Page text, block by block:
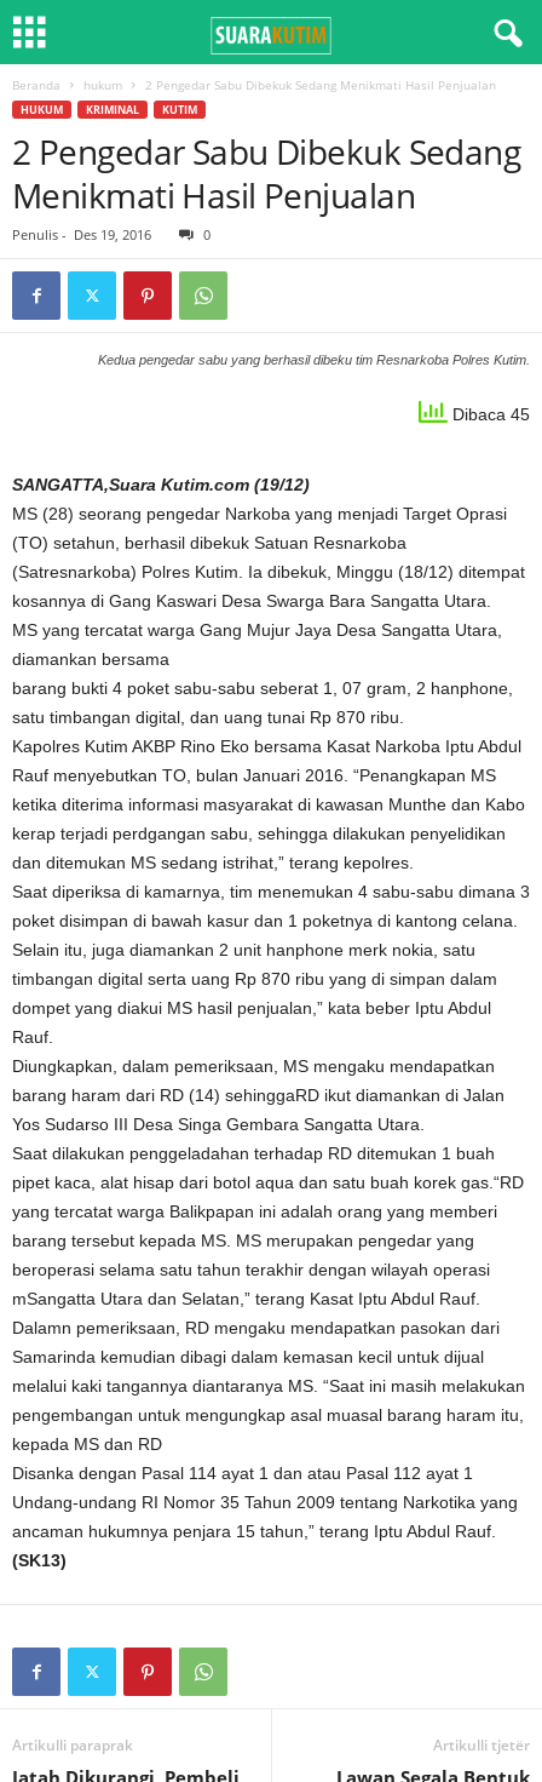
Beranda hukum 2 Pengedar Sabu Dibekuk Sedang Menikmati Hasil Penjualan
HUKUM KRIMINAL KUTIM
2 Pengedar Sabu Dibekuk Sedang
Menikmati Hasil Penjualan
Penulis - Des 19, 2016 0
Kedua pengedar sabu yang berhasil dibeku tim Resnarkoba Polres Kutim.
Dibaca 45
SANGATTA,Suara Kutim.com (19/12)
MS (28) seorang pengedar Narkoba yang menjadi Target Oprasi
(TO) setahun, berhasil dibekuk Satuan Resnarkoba
(Satresnarkoba) Polres Kutim. Ia dibekuk, Minggu (18/12) ditempat
kosannya di Gang Kaswari Desa Swarga Bara Sangatta Utara.
MS yang tercatat warga Gang Mujur Jaya Desa Sangatta Utara,
diamankan bersama
barang bukti 4 poket sabu-sabu seberat 1, 07 gram, 2 hanphone,
satu timbangan digital, dan uang tunai Rp 870 ribu.
Kapolres Kutim AKBP Rino Eko bersama Kasat Narkoba Iptu Abdul
Rauf menyebutkan TO, bulan Januari 2016. “Penangkapan MS
ketika diterima informasi masyarakat di kawasan Munthe dan Kabo
kerap terjadi perdgangan sabu, sehingga dilakukan penyelidikan
dan ditemukan MS sedang istrihat,” terang kepolres.
Saat diperiksa di kamarnya, tim menemukan 4 sabu-sabu dimana 3
poket disimpan di bawah kasur dan 1 poketnya di kantong celana.
Selain itu, juga diamankan 2 unit hanphone merk nokia, satu
timbangan digital serta uang Rp 870 ribu yang di simpan dalam
dompet yang diakui MS hasil penjualan,” kata beber Iptu Abdul
Rauf.
Diungkapkan, dalam pemeriksaan, MS mengaku mendapatkan
barang haram dari RD (14) sehinggaRD ikut diamankan di Jalan
Yos Sudarso III Desa Singa Gembara Sangatta Utara.
Saat dilakukan penggeladahan terhadap RD ditemukan 1 buah
pipet kaca, alat hisap dari botol aqua dan satu buah korek gas.“RD
yang tercatat warga Balikpapan ini adalah orang yang memberi
barang tersebut kepada MS. MS merupakan pengedar yang
beroperasi selama satu tahun terakhir dengan wilayah operasi
mSangatta Utara dan Selatan,” terang Kasat Iptu Abdul Rauf.
Dalamn pemeriksaan, RD mengaku mendapatkan pasokan dari
Samarinda kemudian dibagi dalam kemasan kecil untuk dijual
melalui kaki tangannya diantaranya MS. “Saat ini masih melakukan
pengembangan untuk mengungkap asal muasal barang haram itu,
kepada MS dan RD
Disanka dengan Pasal 114 ayat 1 dan atau Pasal 112 ayat 1
Undang-undang RI Nomor 35 Tahun 2009 tentang Narkotika yang
ancaman hukumnya penjara 15 tahun,” terang Iptu Abdul Rauf.
(SK13)
Artikulli paraprak
Jatah Dikurangi, Pembeli
Artikulli tjetër
Lawan Segala Bentuk